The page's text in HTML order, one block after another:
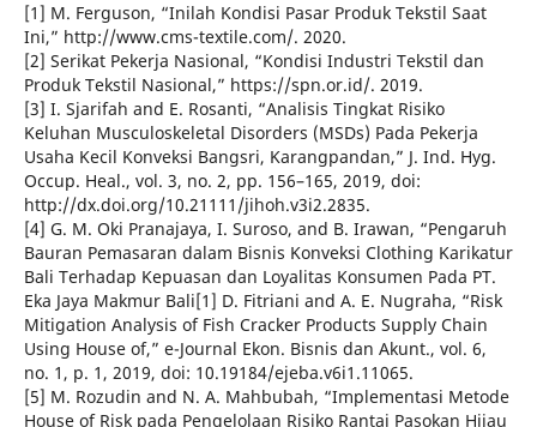
[1] M. Ferguson, “Inilah Kondisi Pasar Produk Tekstil Saat
Ini,” http://www.cms-textile.com/. 2020.
[2] Serikat Pekerja Nasional, “Kondisi Industri Tekstil dan
Produk Tekstil Nasional,” https://spn.or.id/. 2019.
[3] I. Sjarifah and E. Rosanti, “Analisis Tingkat Risiko
Keluhan Musculoskeletal Disorders (MSDs) Pada Pekerja
Usaha Kecil Konveksi Bangsri, Karangpandan,” J. Ind. Hyg.
Occup. Heal., vol. 3, no. 2, pp. 156–165, 2019, doi:
http://dx.doi.org/10.21111/jihoh.v3i2.2835.
[4] G. M. Oki Pranajaya, I. Suroso, and B. Irawan, “Pengaruh
Bauran Pemasaran dalam Bisnis Konveksi Clothing Karikatur
Bali Terhadap Kepuasan dan Loyalitas Konsumen Pada PT.
Eka Jaya Makmur Bali[1] D. Fitriani and A. E. Nugraha, “Risk
Mitigation Analysis of Fish Cracker Products Supply Chain
Using House of,” e-Journal Ekon. Bisnis dan Akunt., vol. 6,
no. 1, p. 1, 2019, doi: 10.19184/ejeba.v6i1.11065.
[5] M. Rozudin and N. A. Mahbubah, “Implementasi Metode
House of Risk pada Pengelolaan Risiko Rantai Pasokan Hijau